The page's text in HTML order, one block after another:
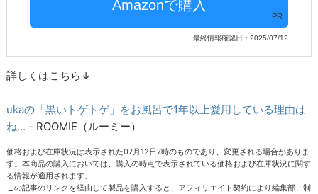
PR
最終情報確認日：2025/07/12
詳しくはこちら↓
ukaの「黒いトゲトゲ」をお風呂で1年以上愛用している理由は
ね… - ROOMIE（ルーミー）
価格および在庫状況は表示された07月12日7時のものであり、変更される場合がありま
す。本商品の購入においては、購入の時点で表示されている価格および在庫状況に関す
る情報が適用されます。
この記事のリンクを経由して製品を購入すると、アフィリエイト契約により編集部、制